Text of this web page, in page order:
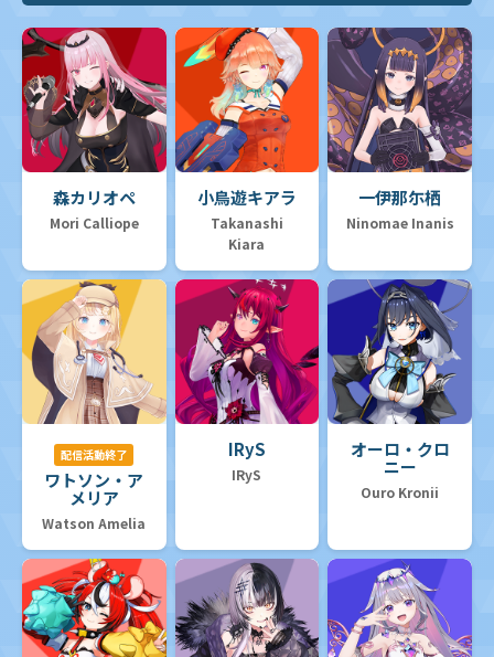
森カリオペ
Mori Calliope
小鳥遊キアラ
Takanashi
Kiara
一伊那尓栖
Ninomae Inanis
配信活動終了
ワトソン・ア
メリア
Watson Amelia
IRyS
IRyS
オーロ・クロ
ニー
Ouro Kronii